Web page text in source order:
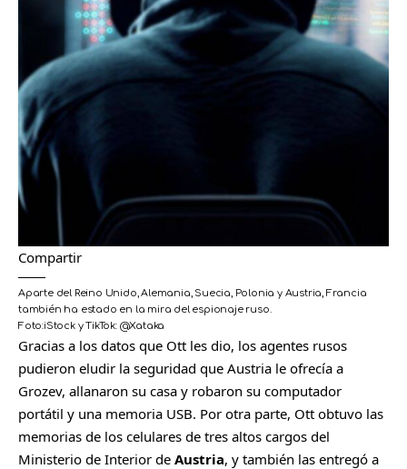
Compartir
Aparte del Reino Unido, Alemania, Suecia, Polonia y Austria, Francia
también ha estado en la mira del espionaje ruso.
Foto:iStock y TikTok: @Xataka
Gracias a los datos que Ott les dio, los agentes rusos
pudieron eludir la seguridad que Austria le ofrecía a
Grozev, allanaron su casa y robaron su computador
portátil y una memoria USB. Por otra parte, Ott obtuvo las
memorias de los celulares de tres altos cargos del
Ministerio de Interior de Austria, y también las entregó a